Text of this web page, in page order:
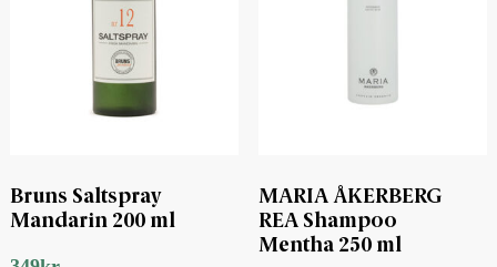
Bruns Saltspray
Mandarin 200 ml
MARIA ÅKERBERG
REA Shampoo
Mentha 250 ml